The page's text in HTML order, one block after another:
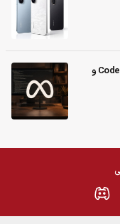
متا با معرفی ایجنت کدنویسی Muse Code به جنگ Codex و